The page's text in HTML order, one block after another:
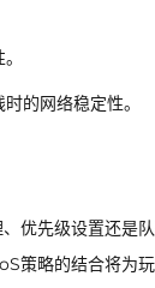
的网络稳定性。
优先级设置还是
策略的结合将为玩